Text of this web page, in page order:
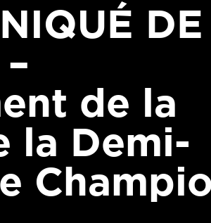
DE
de la
la Demi-